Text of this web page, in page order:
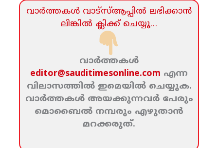
വാര്‍ത്തകള്‍ വാട്‌സ്‌ആപ്പില്‍ ലഭിക്കാന്‍
ലിങ്കില്‍ ക്ലിക്ക്‌ ചെയ്യൂ…
വാര്‍ത്തകള്‍
editor@sauditimesonline.com എന്ന
വിലാസത്തില്‍ ഇമെയില്‍ ചെയ്യുക.
വാര്‍ത്തകള്‍ അയക്കുന്നവര്‍ പേരും
മൊബൈല്‍ നമ്പരും എഴുതാന്‍
മറക്കരുത്‌.